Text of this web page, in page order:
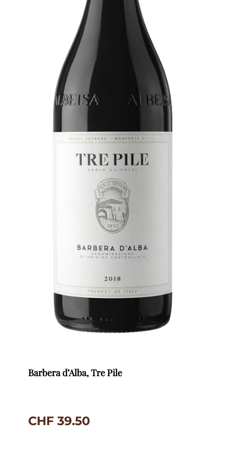
Barbera d’Alba, Tre Pile
CHF 39.50